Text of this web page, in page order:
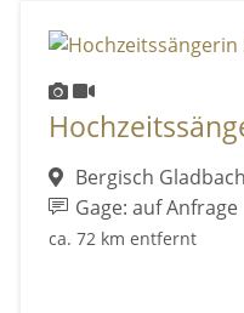
Bergisch Gladbach
Gage: auf Anfrage
ca. 72 km entfernt